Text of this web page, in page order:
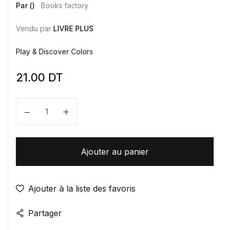
Par () Books factory
Vendu par LIVRE PLUS
Play & Discover Colors
21.00 DT
Quantité
Ajouter au panier
Ajouter à la liste des favoris
Partager